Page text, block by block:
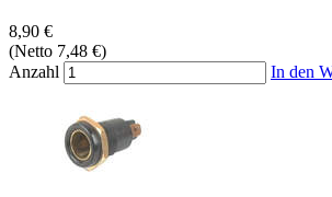
8,90 €
(Netto 7,48 €)
Anzahl
In den